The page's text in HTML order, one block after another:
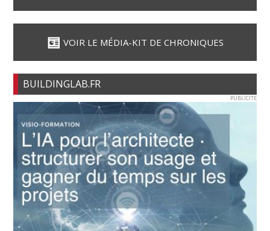
VOIR LE MÉDIA-KIT DE CHRONIQUES
BUILDINGLAB.FR
PUBLICITE